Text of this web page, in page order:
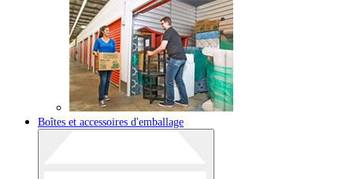
Boîtes et accessoires d'emballage